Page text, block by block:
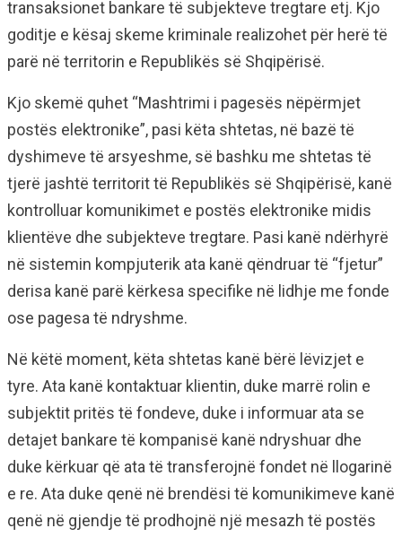
transaksionet bankare të subjekteve tregtare etj. Kjo
goditje e kësaj skeme kriminale realizohet për herë të
parë në territorin e Republikës së Shqipërisë.
Kjo skemë quhet “Mashtrimi i pagesës nëpërmjet
postës elektronike”, pasi këta shtetas, në bazë të
dyshimeve të arsyeshme, së bashku me shtetas të
tjerë jashtë territorit të Republikës së Shqipërisë, kanë
kontrolluar komunikimet e postës elektronike midis
klientëve dhe subjekteve tregtare. Pasi kanë ndërhyrë
në sistemin kompjuterik ata kanë qëndruar të “fjetur”
derisa kanë parë kërkesa specifike në lidhje me fonde
ose pagesa të ndryshme.
Në këtë moment, këta shtetas kanë bërë lëvizjet e
tyre. Ata kanë kontaktuar klientin, duke marrë rolin e
subjektit pritës të fondeve, duke i informuar ata se
detajet bankare të kompanisë kanë ndryshuar dhe
duke kërkuar që ata të transferojnë fondet në llogarinë
e re. Ata duke qenë në brendësi të komunikimeve kanë
qenë në gjendje të prodhojnë një mesazh të postës